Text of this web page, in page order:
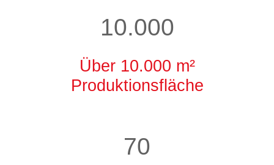
10.000
Über 10.000 m²
Produktionsfläche
70